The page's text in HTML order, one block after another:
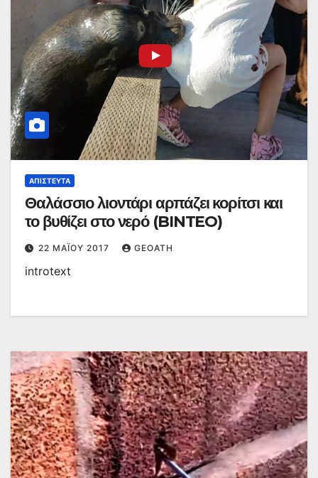
ΑΠΊΣΤΕΥΤΑ
Θαλάσσιο λιοντάρι αρπάζει κορίτσι και
το βυθίζει στο νερό (BINTEO)
22 ΜΑΪ́ΟΥ 2017 GEOATH
introtext